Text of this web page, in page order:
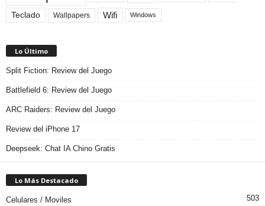
Teclado Wallpapers Wifi Windows
Lo Último
Split Fiction: Review del Juego
Battlefield 6: Review del Juego
ARC Raiders: Review del Juego
Review del iPhone 17
Deepseek: Chat IA Chino Gratis
Lo Más Destacado
Celulares / Moviles 503